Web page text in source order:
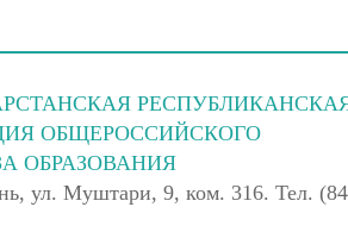
ОБЩЕРОССИЙСКОГО
ОБРАЗОВАНИЯ
ул. Муштари, 9, ком. 316. Тел.